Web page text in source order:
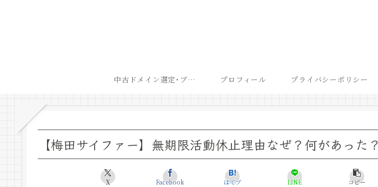
中古ドメイン選定･ブログ開設後最短での収益化戦略 プロフィール プライバシーポリシー
【梅田サイファー】無期限活動休止理由なぜ？何があった？
X Facebook はてブ LINE コピー